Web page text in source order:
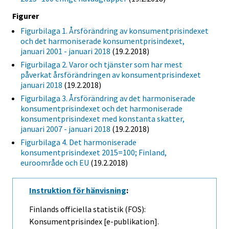
Figurer
Figurbilaga 1. Årsförändring av konsumentprisindexet
och det harmoniserade konsumentprisindexet,
januari 2001 - januari 2018 (19.2.2018)
Figurbilaga 2. Varor och tjänster som har mest
påverkat årsförändringen av konsumentprisindexet
januari 2018 (19.2.2018)
Figurbilaga 3. Årsförändring av det harmoniserade
konsumentprisindexet och det harmoniserade
konsumentprisindexet med konstanta skatter,
januari 2007 - januari 2018 (19.2.2018)
Figurbilaga 4. Det harmoniserade
konsumentprisindexet 2015=100; Finland,
euroområde och EU (19.2.2018)
Instruktion för hänvisning:
Finlands officiella statistik (FOS):
Konsumentprisindex [e-publikation].